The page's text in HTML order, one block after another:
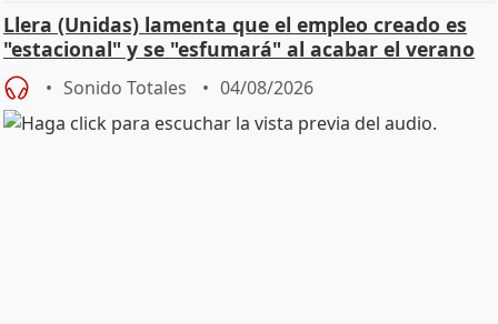
Llera (Unidas) lamenta que el empleo creado es
"estacional" y se "esfumará" al acabar el verano
Sonido Totales 04/08/2026